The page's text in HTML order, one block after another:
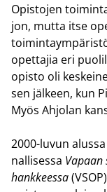
Opis­to­jen
jon, mutta itse
opet­ta­jia eri
opis­to oli
sen jäl­keen, kun
Myös Ah­jo­lan
2000-​luvun
nal­li­ses­sa Va­paan
hankkeessa